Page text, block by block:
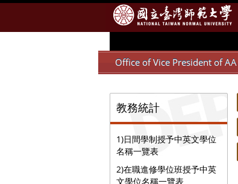
::: Office of Vice President of AA
教務統計
1)日間學制授予中英文學位
名稱一覽表
2)在職進修學位班授予中英
文學位名稱一覽表